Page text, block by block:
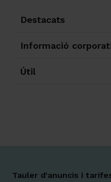
Destacats
Informació
Útil
Tauler d'anuncis i